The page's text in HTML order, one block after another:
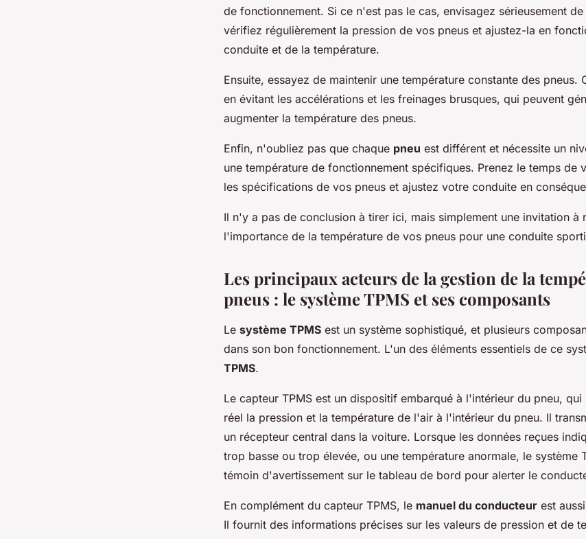
de fonctionnement. Si ce n'est pas le cas, envisagez sérieusement
vérifiez régulièrement la pression de vos pneus et ajustez-la en
conduite et de la température.
Ensuite, essayez de maintenir une température constante des pneus.
en évitant les accélérations et les freinages brusques, qui peuvent
augmenter la température des pneus.
Enfin, n'oubliez pas que chaque pneu est différent et nécessite un
une température de fonctionnement spécifiques. Prenez le temps de
les spécifications de vos pneus et ajustez votre conduite en
Il n'y a pas de conclusion à tirer ici, mais simplement une invitation à
l'importance de la température de vos pneus pour une conduite
Les principaux acteurs de la gestion de la
pneus : le système TPMS et ses composants
Le système TPMS est un système sophistiqué, et plusieurs
dans son bon fonctionnement. L'un des éléments essentiels de ce
TPMS.
Le capteur TPMS est un dispositif embarqué à l'intérieur du pneu, qui
réel la pression et la température de l'air à l'intérieur du pneu. Il
un récepteur central dans la voiture. Lorsque les données reçues
trop basse ou trop élevée, ou une température anormale, le système
témoin d'avertissement sur le tableau de bord pour alerter le
En complément du capteur TPMS, le manuel du conducteur est
Il fournit des informations précises sur les valeurs de pression et de